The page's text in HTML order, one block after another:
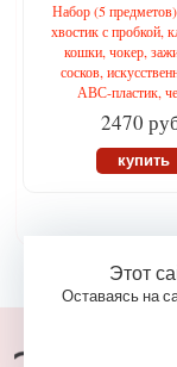
Набор (5
хвостик с пробкой,
кошки, чокер,
сосков,
АВС-пластик,
2470
купить
Этот
Оставаясь на